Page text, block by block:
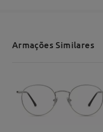
Entrega
Armações Similares